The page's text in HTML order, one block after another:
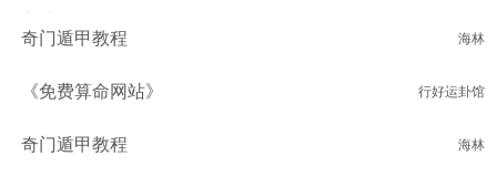
海林
奇门遁甲教程
行好运卦馆
《免费算命网站》
海林
奇门遁甲教程